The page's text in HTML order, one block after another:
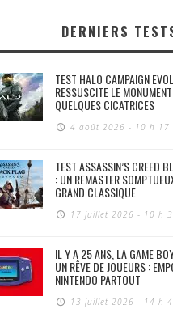
DERNIERS
TEST HALO CAMPAIGN
RESSUSCITE LE
QUELQUES CICATRICES
4 août 2026 - 10 h 17
TEST ASSASSIN’S CREED
: UN REMASTER
GRAND CLASSIQUE
17 juillet 2026 - 10 h
IL Y A 25 ANS, LA GAME
UN RÊVE DE JOUEURS :
NINTENDO PARTOUT
13 juillet 2026 - 14 h